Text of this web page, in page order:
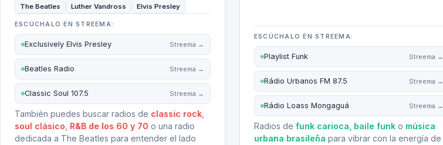
The Beatles Luther Vandross Elvis Presley
ESCÚCHALO EN STREEMA:
Exclusively Elvis Presley Streema →
Beatles Radio Streema →
Classic Soul 107.5 Streema →
También puedes buscar radios de classic rock
soul clásico R&B de los 60 y 70 o una radio
dedicada a The Beatles para entender el lado
ESCÚCHALO EN STREEMA:
Playlist Funk Streema →
Rádio Urbanos FM 87.5 Streema →
Rádio Loass Mongaguá Streema →
Radios de funk carioca, baile funk o música
urbana brasileña para vibrar con la energía de